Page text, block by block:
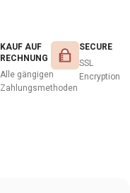
KAUF AUF
RECHNUNG
Alle gängigen
Zahlungsmethoden
SECURE
SSL
Encryption